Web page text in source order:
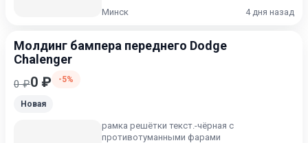
Минск 4 дня назад
Молдинг бампера переднего Dodge
Chalenger
0 ₽0 ₽ -5%
Новая
рамка решётки текст.-чёрная с
противотуманными фарами